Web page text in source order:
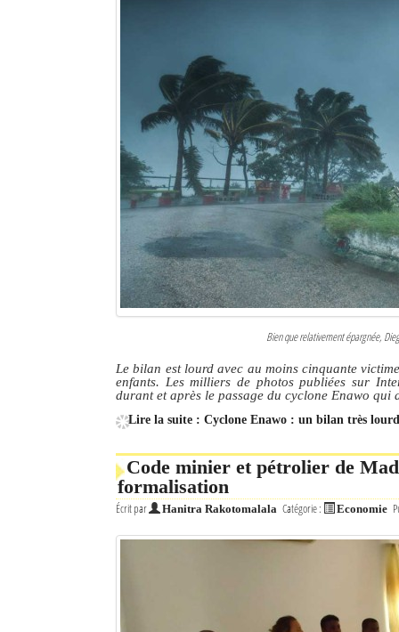
Bien que relativement épargnée,
Le bilan est lourd avec au moins cinquante
enfants. Les milliers de photos publiées sur
durant et après le passage du cyclone Enawo qui
Lire la suite : Cyclone Enawo : un bilan très
Code minier et pétrolier de
formalisation
Écrit par Hanitra Rakotomalala Catégorie : Economie